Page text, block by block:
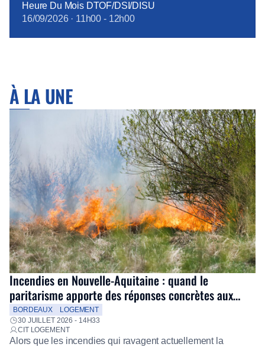
Heure Du Mois DTOF/DSI/DISU
16/09/2026· 11h00 - 12h00
À LA UNE
Incendies en Nouvelle-Aquitaine : quand le
paritarisme apporte des réponses concrètes aux
salariés
BORDEAUX
LOGEMENT
30 JUILLET 2026 - 14H33
CIT LOGEMENT
Alors que les incendies qui ravagent actuellement la